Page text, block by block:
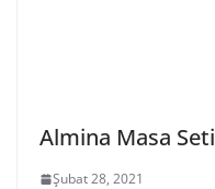
Almina Masa Seti
Şubat 28, 2021